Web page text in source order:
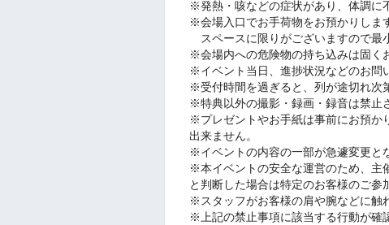
※発熱・咳などの症状があり、体調に
※会場入口でお手荷物をお預かりしま
スペースに限りがございますので最
※会場内への危険物の持ち込みは固く
※イベント当日、進捗状況などのお問
※受付時間を過ぎると、列が途切れ次
※特典以外の撮影・録画・録音は禁止
※プレゼントやお手紙は事前にお預か
出来ません。
※イベントの内容の一部が急遽変更と
※本イベントの安全な運営のため、主
と判断した場合は特定のお客様のご参
※スタッフがお客様の肩や腕などに触
※上記の禁止事項に該当する行動が確